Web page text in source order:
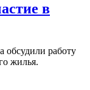
в
обсудили работу
жилья.